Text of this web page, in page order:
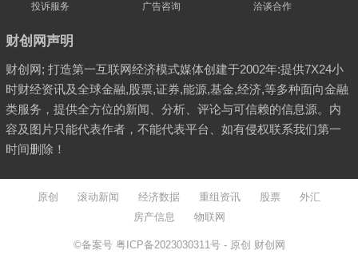
投诉服务 广告咨询 洽谈合作
财创网声明
财创网; 打造第一互联网经济模式媒体创建于2002年:提供7X24小
时财经资讯及全球金融,股票,证券,能源,基金,经济,等多种面向金融
类服务，提供全方位的新闻、分析、评论与可信赖的信息源。内
容及图片只能代表作者，不能代表平台、如有侵权联系我们第一
时间删除！
原创 滚动新闻 经济数据 重组资讯 股票
外汇
房产信息
物联网
©备案号 粤ICP备2023030311号 - 原创 财创网